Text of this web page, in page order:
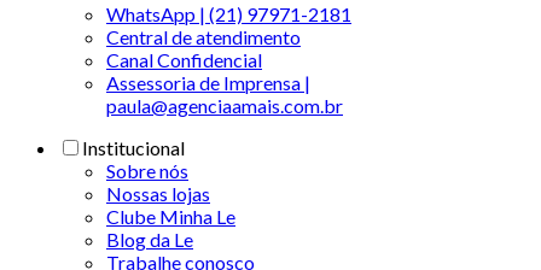
WhatsApp | (21) 97971-2181
Central de atendimento
Canal Confidencial
Assessoria de Imprensa |
paula@agenciaamais.com.br
Institucional
Sobre nós
Nossas lojas
Clube Minha Le
Blog da Le
Trabalhe conosco